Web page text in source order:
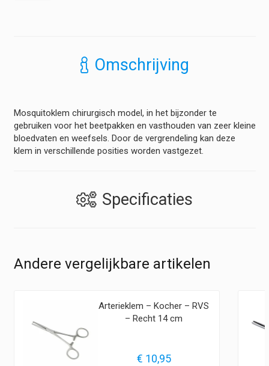
Omschrijving
Mosquitoklem chirurgisch model, in het bijzonder te
gebruiken voor het beetpakken en vasthouden van zeer kleine
bloedvaten en weefsels. Door de vergrendeling kan deze
klem in verschillende posities worden vastgezet.
Specificaties
Andere vergelijkbare artikelen
Arterieklem – Kocher – RVS
– Recht 14 cm
€ 10,95